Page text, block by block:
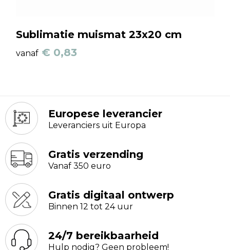
Sublimatie muismat 23x20 cm
vanaf € 0,83
Europese leverancier
Leveranciers uit Europa
Gratis verzending
Vanaf 350 euro
Gratis digitaal ontwerp
Binnen 12 tot 24 uur
24/7 bereikbaarheid
Hulp nodig? Geen probleem!